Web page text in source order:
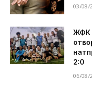
03/08/
ЖФК
2:0
06/08/